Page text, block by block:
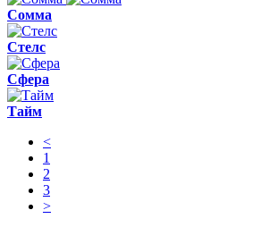
Сомма
Стелс
Сфера
Тайм
<
1
2
3
>